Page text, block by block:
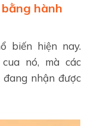
hành
biến hiện nay.
nó, mà các
nhận được